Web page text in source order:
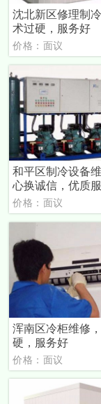
沈北新区修理制
术过硬，服务好
价格：面议
和平区制冷设备
心换诚信，优质
价格：面议
浑南区冷柜维修
硬，服务好
价格：面议